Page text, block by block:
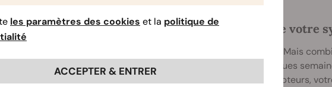
une pause dans la consommation réinitialise-t-elle votre
d’abstinence, les récepteurs CB1 commencent à se rétablir. Mais
la consommation ? Cela peut prendre plusieurs jours ou quelques
la consommation antérieure. Après la réinitialisation de vos récepteurs,
les paramètres des cookies et la politique de
ACCEPTER & ENTRER